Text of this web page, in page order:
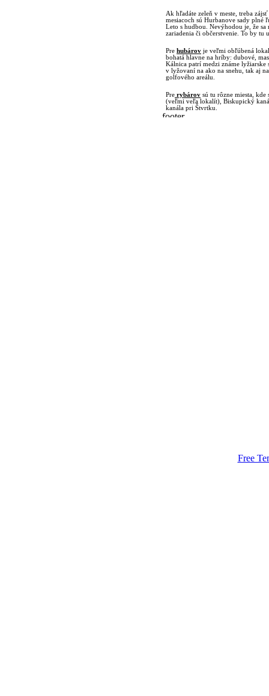
Ak hľadáte zeleň v meste, treba
mesiacoch sú Hurbanove sady plné
Leto s hudbou. Nevýhodou je, že
zariadenia či občerstvenie. To by tu
Pre hubárov je veľmi obľúbená
bohatá hlavne na hríby: dubové,
Kálnica patrí medzi známe lyžiarske
v lyžovaní na ako na snehu, tak aj
golfového areálu.
Pre rybárov sú tu rôzne miesta, kde
(veľmi veľa lokalít), Biskupický
kanála pri Štvrtku.
Free